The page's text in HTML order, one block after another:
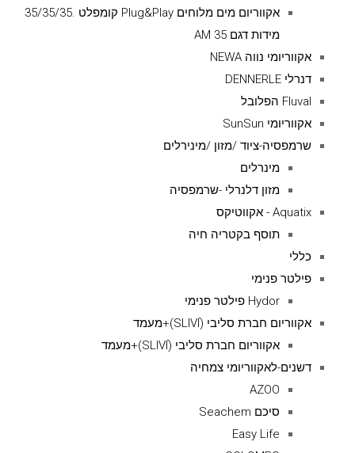
אקווריום מים מלוחים Plug&Play קומפלט .35/35/35
מידות דגם AM 35
אקווריומי נווה NEWA
דנרלי DENNERLE
Fluval הפלובל
אקווריומי SunSun
שרמפסיה-ציוד /מזון /מינירלים
מינרלים
מזון דלנרלי -שרמפסיה
Aquatix - אקווטיקס
תוסף בקטריה חיה
כללי
פילטר פנימי
Hydor פילטר פנימי
אקווריום חברת סליבי (SLIVIׂׂ)+מעמד
אקווריום חברת סליבי (SLIVIׂׂ)+מעמד
דשנים-לאקווריומי צמחיה
AZOO
סיכם Seachem
Easy Life